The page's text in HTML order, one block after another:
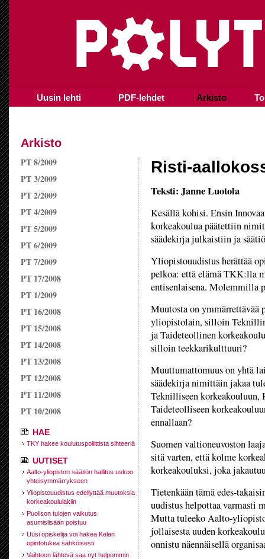
Uusin lehti PDF-lehdet Arkisto
Arkisto
PT 8/2009
PT 3/2009
PT 2/2009
PT 4/2009
PT 5/2009
PT 6/2009
PT 7/2009
PT 17/2008
PT 1/2009
PT 16/2008
PT 15/2008
PT 14/2008
PT 13/2008
PT 12/2008
PT 11/2008
PT 10/2008
HAE
TKY hakee koulutuspoliittista sihteeriä
UUTISET
Aalto-yliopiston säätiön hallitus uskoo
yhteisymmärrykseen
Yliopistouudistus edellyttää muutoksia
korkeakoululakiin
Puolison tulojen vaikutus
asumislisään poistuu
Uusi opiskelija voi hakea Kelan
opintotukea sähköisesti
Vaihtoon lähtevä saa nyt helpommin
Risti-
Teksti: Janne Luotola
Kesällä kohisi. Ensin
korkeakoulua päätettiin
säädekirja julkaistiin ja
Yliopistouudistus herättää
pelkoa: että elämä TKK:lla
entisenlaisena. Molemmilla
Muutosta on ymmärrettävää
yliopistolain, silloin
ja Taideteollinen
silloin teekkarikulttuuri?
Muuttumattomuus on yhtä
säädekirja nimittäin jakaa
Teknilliseen korkeakouluun,
Taideteolliseen
ennallaan?
Suomen valtioneuvoston
sitä varten, että kolme
korkeakouluksi, joka
Tietenkään tämä edes-
uudistus helpottaa varmasti
Mutta tuleeko Aalto-
jollaisesta uuden
onnistu näennäisellä